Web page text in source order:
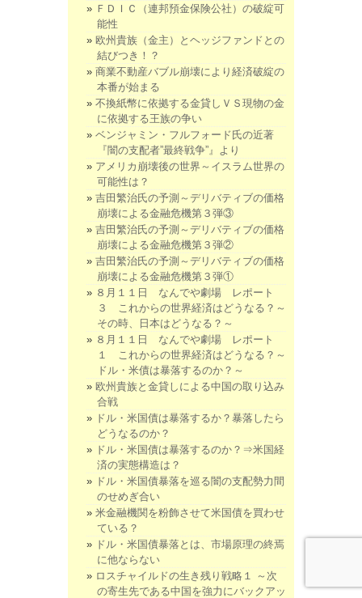
ＦＤＩＣ（連邦預金保険公社）の破綻可
能性
欧州貴族（金主）とヘッジファンドとの
結びつき！？
商業不動産バブル崩壊により経済破綻の
本番が始まる
不換紙幣に依拠する金貸しＶＳ現物の金
に依拠する王族の争い
ベンジャミン・フルフォード氏の近著
『闇の支配者”最終戦争”』より
アメリカ崩壊後の世界～イスラム世界の
可能性は？
吉田繁治氏の予測～デリバティブの価格
崩壊による金融危機第３弾③
吉田繁治氏の予測～デリバティブの価格
崩壊による金融危機第３弾②
吉田繁治氏の予測～デリバティブの価格
崩壊による金融危機第３弾①
８月１１日 なんでや劇場 レポート
３ これからの世界経済はどうなる？～
その時、日本はどうなる？～
８月１１日 なんでや劇場 レポート
１ これからの世界経済はどうなる？～
ドル・米債は暴落するのか？～
欧州貴族と金貸しによる中国の取り込み
合戦
ドル・米国債は暴落するか？暴落したら
どうなるのか？
ドル・米国債は暴落するのか？⇒米国経
済の実態構造は？
ドル・米国債暴落を巡る闇の支配勢力間
のせめぎ合い
米金融機関を粉飾させて米国債を買わせ
ている？
ドル・米国債暴落とは、市場原理の終焉
に他ならない
ロスチャイルドの生き残り戦略１ ～次
の寄生先である中国を強力にバックアッ